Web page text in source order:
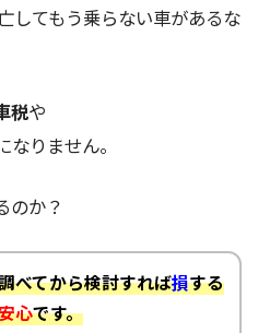
てもう乗らない車があるな
税や
なりません。
のか？
べてから検討すれば損する
心です。